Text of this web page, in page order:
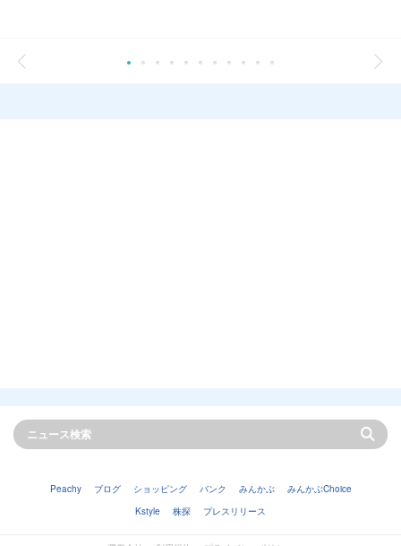
Peachy ブログ ショッピング バンク みんかぶ
みんかぶChoice
Kstyle
株探 プレスリリース